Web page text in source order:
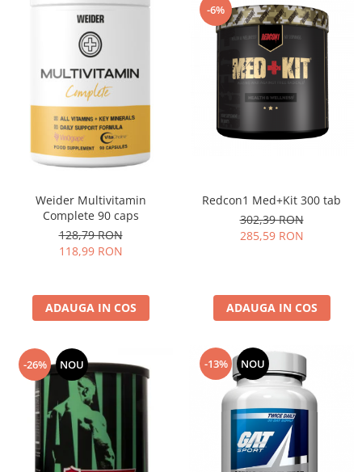
Weider Multivitamin
Complete 90 caps
128,79 RON
118,99 RON
ADAUGA IN COS
-6%
Redcon1 Med+Kit 300 tab
302,39 RON
285,59 RON
ADAUGA IN COS
-26% NOU -13% NOU